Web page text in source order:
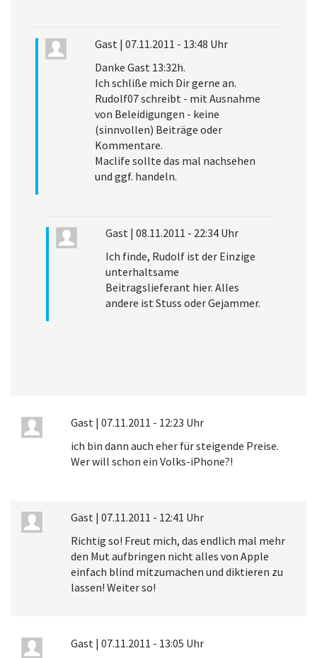
Gast | 07.11.2011 - 13:48 Uhr
Danke Gast 13:32h.
Ich schliße mich Dir gerne an.
Rudolf07 schreibt - mit Ausnahme
von Beleidigungen - keine
(sinnvollen) Beiträge oder
Kommentare.
Maclife sollte das mal nachsehen
und ggf. handeln.
Gast | 08.11.2011 - 22:34 Uhr
Ich finde, Rudolf ist der Einzige
unterhaltsame
Beitragslieferant hier. Alles
andere ist Stuss oder Gejammer.
Gast | 07.11.2011 - 12:23 Uhr
ich bin dann auch eher für steigende Preise.
Wer will schon ein Volks-iPhone?!
Gast | 07.11.2011 - 12:41 Uhr
Richtig so! Freut mich, das endlich mal mehr
den Mut aufbringen nicht alles von Apple
einfach blind mitzumachen und diktieren zu
lassen! Weiter so!
Gast | 07.11.2011 - 13:05 Uhr